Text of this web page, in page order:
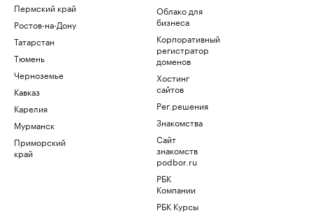
Пермский край
Ростов-на-Дону
Татарстан
Тюмень
Черноземье
Кавказ
Карелия
Мурманск
Приморский
край
Облако для
бизнеса
Корпоративный
регистратор
доменов
Хостинг
сайтов
Рег.решения
Знакомства
Сайт
знакомств
podbor.ru
РБК
Компании
РБК Курсы